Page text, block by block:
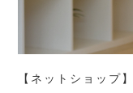
【ネットショップ